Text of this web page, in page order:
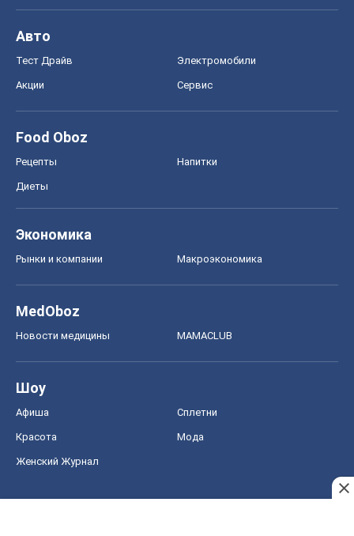
Авто
Тест Драйв Электромобили
Акции Сервис
Food Oboz
Рецепты Напитки
Диеты
Экономика
Рынки и компании Mакроэкономика
MedOboz
Новости медицины MAMACLUB
Шоу
Афиша Сплетни
Красота Мода
Женский Журнал